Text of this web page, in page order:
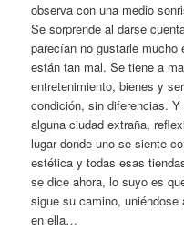
observa con una medio
Se sorprende al darse
parecían no gustarle
están tan mal. Se tiene a
entretenimiento, bienes y
condición, sin diferencias.
alguna ciudad extraña,
lugar donde uno se siente
estética y todas esas
se dice ahora, lo suyo es
sigue su camino,
en ella…